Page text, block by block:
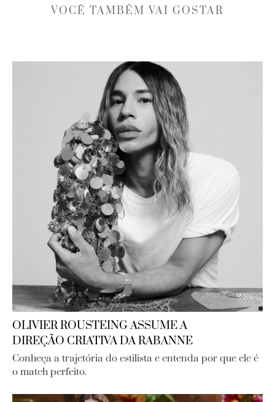
VOCÊ TAMBÉM VAI GOSTAR
OLIVIER ROUSTEING ASSUME A
DIREÇÃO CRIATIVA DA RABANNE
Conheça a trajetória do estilista e entenda por que ele é
o match perfeito.